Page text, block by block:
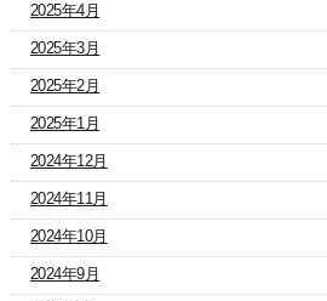
2025年4月
2025年3月
2025年2月
2025年1月
2024年12月
2024年11月
2024年10月
2024年9月